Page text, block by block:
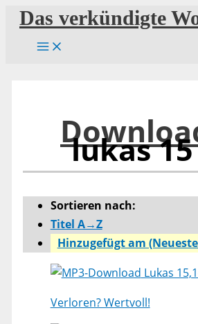
Zum
Inhalt
springen
Das verkündigte
lukas
Sortieren nach:
Titel A→Z
Hinzugefügt am
Lukas
Verloren? Wertvoll!